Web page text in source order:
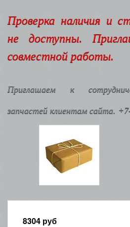
Проверка наличия и
не доступны.
совместной работы.
Приглашаем к
запчастей клиентам сайта.
8304 руб